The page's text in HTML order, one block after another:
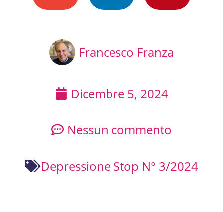
Francesco Franza
Dicembre 5, 2024
Nessun commento
Depressione Stop N° 3/2024